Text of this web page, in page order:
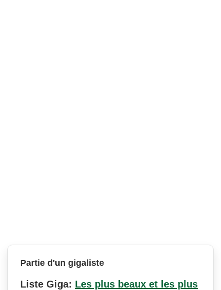
Partie d'un gigaliste
Liste Giga: Les plus beaux et les plus